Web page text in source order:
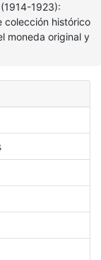
1923):
colección histórico
moneda original y